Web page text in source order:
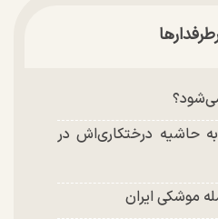
تایید نهایی شعام؟
حاشیه درختکاری‌اش در
موشکی ایران